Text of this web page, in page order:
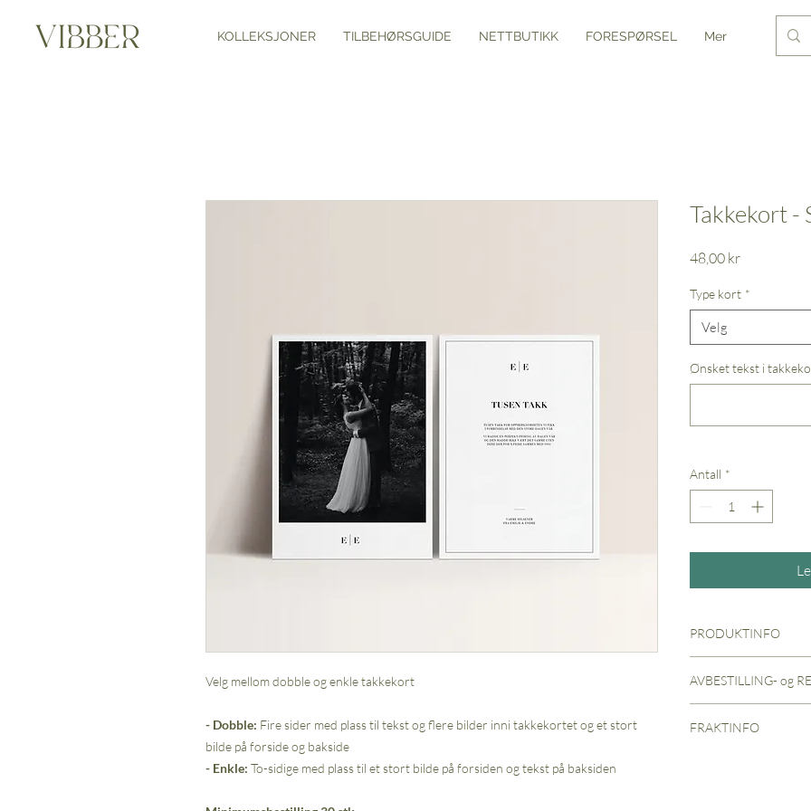
KOLLEKSJONER TILBEHØRSGUIDE NETTBUTIKK FORESPØRSEL Mer
Velg mellom dobble og enkle takkekort
- Dobble: Fire sider med plass til tekst og flere bilder inni takkekortet og et stort
bilde på forside og bakside
- Enkle: To-sidige med plass til et stort bilde på forsiden og tekst på baksiden
Takkekort -
48,00 krPris
Type kort *
Velg
Ønsket tekst i
Antall *
PRODUKTINFO
komme i det formatet
matt papir eller vårt
Tekst til
AVBESTILLING- og
refunderes hele
FRAKTINFO